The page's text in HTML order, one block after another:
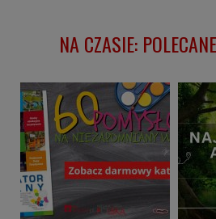
NA CZASIE: